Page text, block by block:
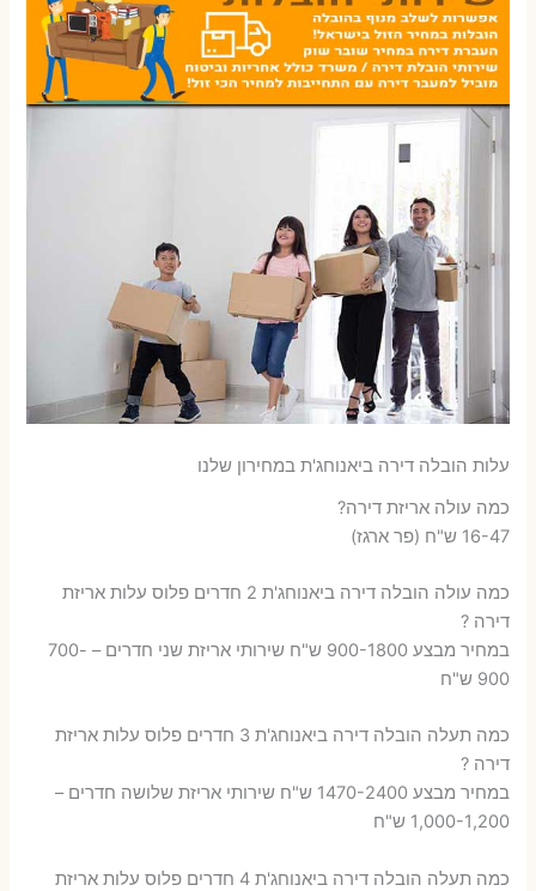
עלות הובלה דירה ביאנוחג'ת במחירון שלנו
כמה עולה אריזת דירה​?
16-47 ש"ח (פר ארגז)
כמה עולה הובלה דירה ביאנוחג'ת 2 חדרים פלוס עלות אריזת
דירה ?
במחיר מבצע 900-1800 ש"ח שירותי אריזת שני חדרים – 700-
900 ש"ח
כמה תעלה הובלה דירה ביאנוחג'ת 3 חדרים פלוס עלות אריזת
דירה ?
במחיר מבצע 1470-2400 ש"ח שירותי אריזת שלושה חדרים –
1,000-1,200 ש"ח
כמה תעלה הובלה דירה ביאנוחג'ת 4 חדרים פלוס עלות אריזת